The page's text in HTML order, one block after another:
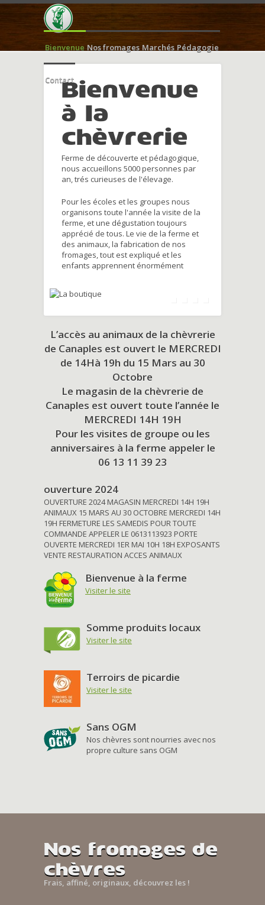
Bienvenue Nos fromages Marchés Pédagogie
ContactBienvenue
à la
chèvrerie
Ferme de découverte et pédagogique,
nous accueillons 5000 personnes par
an, trés curieuses de l'élevage.
Pour les écoles et les groupes nous
organisons toute l'année la visite de la
ferme, et une dégustation toujours
apprécié de tous. Le vie de la ferme et
des animaux, la fabrication de nos
fromages, tout est expliqué et les
enfants apprennent énormément
L’accès au animaux de la chèvrerie
de Canaples est ouvert le MERCREDI
de 14Hà 19h du 15 Mars au 30
Octobre
Le magasin de la chèvrerie de
Canaples est ouvert toute l’année le
MERCREDI 14H 19H
Pour les visites de groupe ou les
anniversaires à la ferme appeler le
06 13 11 39 23
ouverture 2024
OUVERTURE 2024 MAGASIN MERCREDI 14H 19H
ANIMAUX 15 MARS AU 30 OCTOBRE MERCREDI 14H
19H FERMETURE LES SAMEDIS POUR TOUTE
COMMANDE APPELER LE 0613113923 PORTE
OUVERTE MERCREDI 1ER MAI 10H 18H EXPOSANTS
VENTE RESTAURATION ACCES ANIMAUX
Bienvenue à la ferme
Visiter le site
Somme produits locaux
Visiter le site
Terroirs de picardie
Visiter le site
Sans OGM
Nos chèvres sont nourries avec nos
propre culture sans OGM
Nos fromages de
chèvres
Frais, affiné, originaux, découvrez les !